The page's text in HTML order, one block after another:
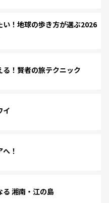
！地球の歩き方が選ぶ2026
！賢者の旅テクニック
イ
！
湘南・江の島